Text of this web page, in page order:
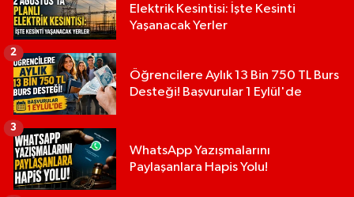
Elektrik Kesintisi: İşte Kesinti
Yaşanacak Yerler
Öğrencilere Aylık 13 Bin 750 TL Burs
Desteği! Başvurular 1 Eylül'de
2
WhatsApp Yazışmalarını
Paylaşanlara Hapis Yolu!
3